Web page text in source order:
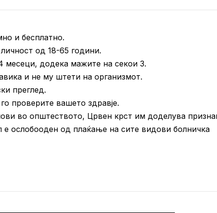
и бесплатно.
од 18-65 години.
месеци, додека мажите на секои 3.
и не му штети на организмот.
преглед.
проверите вашето здравје.
во општеството, Црвен крст им доделува
е ослобооден од плаќање на сите видови болничка